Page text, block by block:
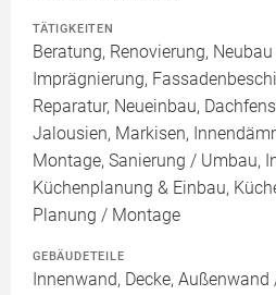
TÄTIGKEITEN
Beratung, Renovierung,
Imprägnierung,
Reparatur, Neueinbau,
Jalousien, Markisen,
Montage, Sanierung / Umbau,
Küchenplanung & Einbau,
Planung / Montage
GEBÄUDETEILE
Innenwand, Decke,